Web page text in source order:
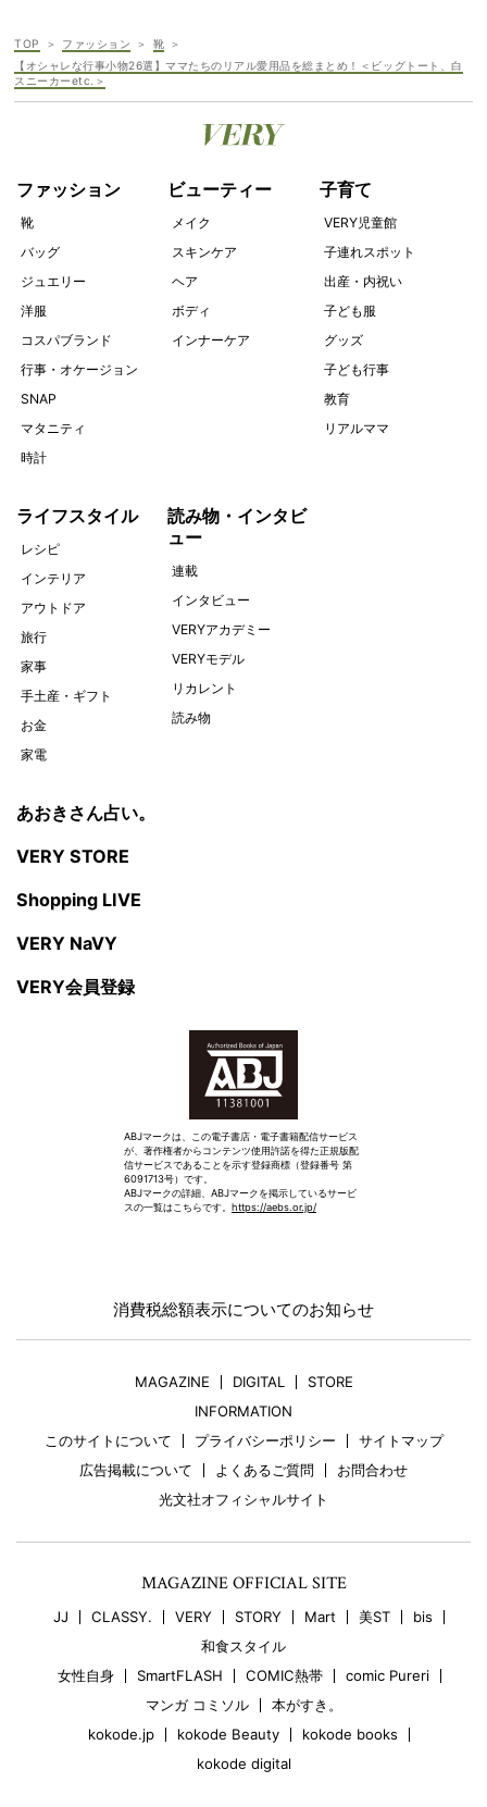
TOP ファッション
靴
【オシャレな行事小物26選】ママたちのリアル愛用品を総まとめ！＜ビッグトート、白
スニーカーetc.＞
ファッション
靴
バッグ
ジュエリー
洋服
コスパブランド
行事・オケージョン
SNAP
マタニティ
時計
ビューティー
メイク
スキンケア
ヘア
ボディ
インナーケア
子育て
VERY児童館
子連れスポット
出産・内祝い
子ども服
グッズ
子ども行事
教育
リアルママ
ライフスタイル
レシピ
インテリア
アウトドア
旅行
家事
手土産・ギフト
お金
家電
読み物・インタビ
ュー
連載
インタビュー
VERYアカデミー
VERYモデル
リカレント
読み物
あおきさん占い。
VERY STORE
Shopping LIVE
VERY NaVY
VERY会員登録
ABJマークは、この電子書店・電子書籍配信サービス
が、著作権者からコンテンツ使用許諾を得た正規版配
信サービスであることを示す登録商標（登録番号 第
6091713号）です。
ABJマークの詳細、ABJマークを掲示しているサービ
スの一覧はこちらです。 https://aebs.or.jp/
消費税総額表示についてのお知らせ
MAGAZINE DIGITAL
STORE
INFORMATION
このサイトについて
プライバシーポリシー
サイトマップ
広告掲載について
よくあるご質問
お問合わせ
光文社オフィシャルサイト
MAGAZINE OFFICIAL SITE
JJ CLASSY. VERY STORY Mart 美ST
bis
和食スタイル
女性自身
SmartFLASH COMIC熱帯
comic Pureri
マンガ コミソル
本がすき。
kokode.jp
kokode Beauty
kokode books
kokode digital